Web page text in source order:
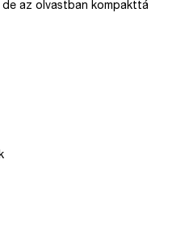
az olvastban kompakttá